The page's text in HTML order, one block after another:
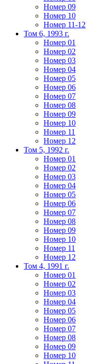
Номер 09
Номер 10
Номер 11-12
Том 6, 1993 г.
Номер 01
Номер 02
Номер 03
Номер 04
Номер 05
Номер 06
Номер 07
Номер 08
Номер 09
Номер 10
Номер 11
Номер 12
Том 5, 1992 г.
Номер 01
Номер 02
Номер 03
Номер 04
Номер 05
Номер 06
Номер 07
Номер 08
Номер 09
Номер 10
Номер 11
Номер 12
Том 4, 1991 г.
Номер 01
Номер 02
Номер 03
Номер 04
Номер 05
Номер 06
Номер 07
Номер 08
Номер 09
Номер 10